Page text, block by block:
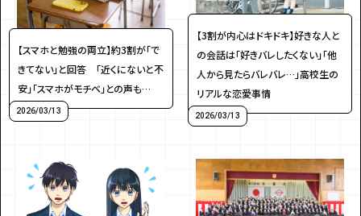
・個人情報について
・読者プレゼント
・お問い合わせ
・広告掲載のお問い合わせ
【スマホと勉強の両立】約3割が「で
きてない」と回答 「近くにないと不
安」「スマホがモチベ」との声も…
2026/03/13
【3割が内心はドキドキ】好きな人と
の会話は「好きバレしたくない」「他
人から見たらバレバレ…」高校生の
リアルな恋愛事情
2026/03/13